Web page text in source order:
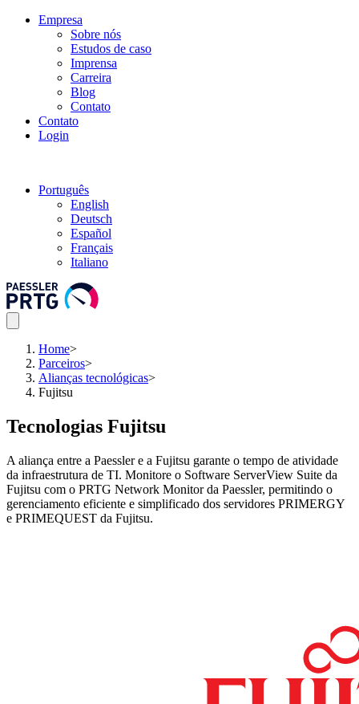
Empresa
Sobre nós
Estudos de caso
Imprensa
Carreira
Blog
Contato
Contato
Login
Português
English
Deutsch
Español
Français
Italiano
Home>
Parceiros>
Alianças tecnológicas>
Fujitsu
Tecnologias Fujitsu
A aliança entre a Paessler e a Fujitsu garante o tempo de atividade
da infraestrutura de TI. Monitore o Software ServerView Suite da
Fujitsu com o PRTG Network Monitor da Paessler, permitindo o
gerenciamento eficiente e simplificado dos servidores PRIMERGY
e PRIMEQUEST da Fujitsu.